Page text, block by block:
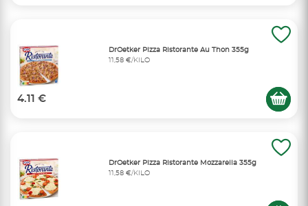
DrOetker Pizza Ristorante Au Thon 355g
11,58 €/KILO
4.11 €
DrOetker Pizza Ristorante Mozzarella 355g
11,58 €/KILO